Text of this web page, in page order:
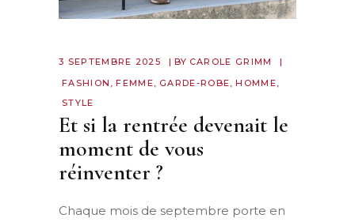
3 SEPTEMBRE 2025 BY CAROLE GRIMM
FASHION ,FEMME, GARDE-ROBE,HOMME,
STYLE
Et si la rentrée devenait le
moment de vous
réinventer ?
Chaque mois de septembre porte en